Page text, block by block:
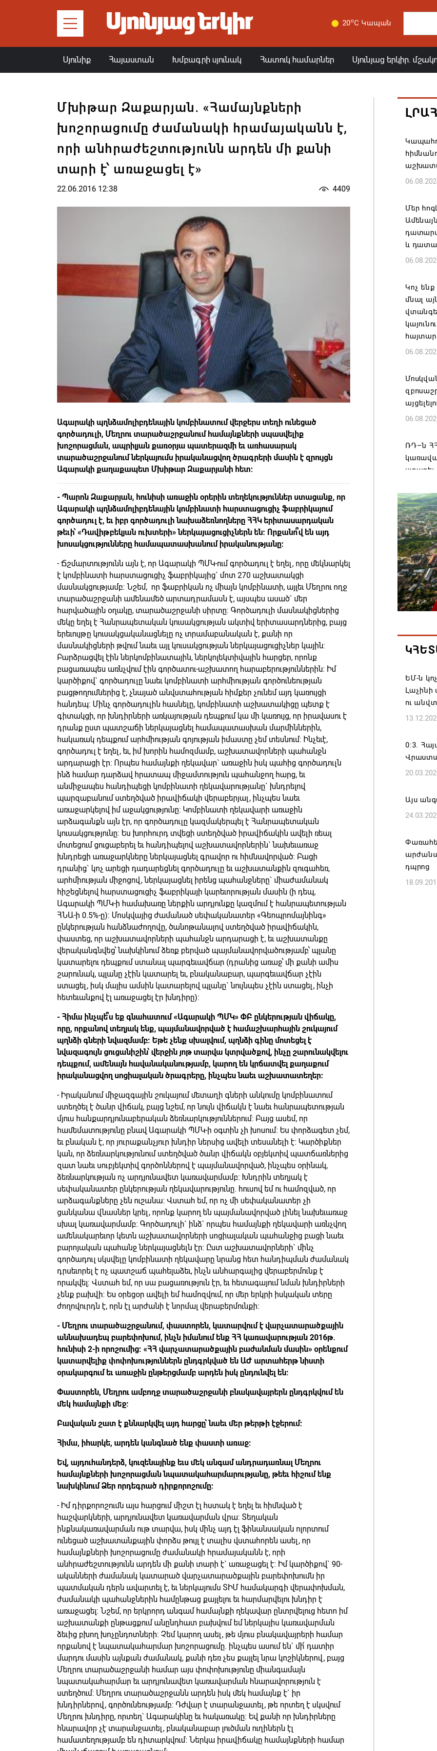
20oC Կապան
Սյունիք Հայաստան Խմբագրի սյունակ Հատուկ համարներ Սյունյաց երկիր.
Մխիթար Զաքարյան. «Համայնքների
խոշորացումը ժամանակի հրամայականն է,
որի անհրաժեշտությունն արդեն մի քանի
տարի է՝ առաջացել է»
22.06.2016 12:38 4409
Ագարակի պղնձամոլիբդենային կոմբինատում վերջերս տեղի ունեցած
գործադուլի, Մեղրու տարածաշրջանում համայնքների սպասվելիք
խոշորացման, ապրիլյան քառօրյա պատերազմի եւ առհասարակ
տարածաշրջանում ներկայումս իրականացվող ծրագրերի մասին է զրույցն
Ագարակի քաղաքապետ Մխիթար Զաքարյանի հետ:
- Պարոն Զաքարյան, հունիսի առաջին օրերին տեղեկություններ ստացանք, որ
Ագարակի պղնձամոլիբդենային կոմբինատի հարստացուցիչ ֆաբրիկայում
գործադուլ է, եւ իբր գործադուլի նախաձեռնողները ՀՀԿ երիտասարդական
թեւի՝ «Դավիթբեկյան ուխտերի» ներկայացուցիչներն են: Որքանո՞վ են այդ
խոսակցությունները համապատասխանում իրականությանը:
- Ճշմարտությունն այն է, որ Ագարակի ՊՄԿ-ում գործադուլ է եղել, որը մեկնարկել
է կոմբինատի հարստացուցիչ ֆաբրիկայից` մոտ 270 աշխատակցի
մասնակցությամբ: Նշեմ, որ ֆաբրիկան ոչ միայն կոմբինատի, այլեւ Մեղրու ողջ
տարածաշրջանի ամենամեծ արտադրամասն է, այսպես ասած` մեր
հարվածային օղակը, տարածաշրջանի սիրտը: Գործադուլի մասնակիցներից
մեկը եղել է Հանրապետական կուսակցության ակտիվ երիտասարդներից, բայց
երեւույթը կուսակցականացնելը ոչ տրամաբանական է, քանի որ
մասնակիցների թվում նաեւ այլ կուսակցության ներկայացուցիչներ կային:
Բարձրացվել էին ներկոմբինատային, ներկոլեկտիվային հարցեր, որոնք
բացառապես առնչվում էին գործատու-աշխատող հարաբերություններին: Իմ
կարծիքով` գործադուլը նաեւ կոմբինատի արհմիության գործունեության
բացթողումներից է, չնայած անվստահության հիմքեր չունեմ այդ կառույցի
հանդեպ: Մինչ գործադուլին հասնելը, կոմբինատի աշխատակիցը պետք է
գիտակցի, որ խնդիրների առկայության դեպքում կա մի կառույց, որ իրավասու է
դրանք ըստ պատշաճի ներկայացնել համապատասխան մարմիններին,
հակառակ դեպքում արհմիության գոյության իմաստը չեմ տեսնում: Ինչեւէ,
գործադուլ է եղել, եւ, իմ խորին համոզմամբ, աշխատավորների պահանջն
արդարացի էր: Որպես համայնքի ղեկավար` առաջին իսկ պահից գործադուլն
ինձ համար դարձավ հրատապ միջամտություն պահանջող հարց, եւ
անմիջապես հանդիպեցի կոմբինատի ղեկավարությանը` խնդրելով
պարզաբանում ստեղծված իրավիճակի վերաբերյալ, ինչպես նաեւ
առաջարկելով իմ աջակցությունը: Կոմբինատի ղեկավարի առաջին
արձագանքն այն էր, որ գործադուլը կազմակերպել է Հանրապետական
կուսակցությունը: Ես խորհուրդ տվեցի ստեղծված իրավիճակին ավելի ռեալ
մոտեցում ցուցաբերել եւ հանդիպելով աշխատավորներին` նախեւառաջ
խնդրեցի առաջարկները ներկայացնել գրավոր ու հիմնավորված: Բացի
դրանից` կոչ արեցի դադարեցնել գործադուլը եւ աշխատանքին զուգահեռ,
արհմիության միջոցով, ներկայացնել իրենց պահանջները` միաժամանակ
հիշեցնելով հարստացուցիչ ֆաբրիկայի կարեւորության մասին (ի դեպ,
Ագարակի ՊՄԿ-ի համախառը ներքին արդյունքը կազմում է հանրապետության
ՀՆԱ-ի 0.5%-ը): Մոսկվայից ժամանած սեփականատեր «Գեոպրոմայնինգ»
ընկերության հանձնաժողովը, ծանոթանալով ստեղծված իրավիճակին,
փաստեց, որ աշխատավորների պահանջն արդարացի է, եւ աշխատանքը
վերականգնվեց՝ նախկինում ձեռք բերված պայմանավորվածությամբ՝ պլանը
կատարելու դեպքում ստանալ պարգեւավճար (դրանից առաջ՝ մի քանի ամիս
շարունակ, պլանը չէին կատարել եւ, բնականաբար, պարգեւավճար չէին
ստացել, իսկ մայիս ամսին կատարելով պլանը` նույնպես չէին ստացել, ինչի
հետեւանքով էլ առաջացել էր խնդիրը):
- Հիմա ինչպե՞ս եք գնահատում «Ագարակի ՊՄԿ» ՓԲ ընկերության վիճակը,
որը, որքանով տեղյակ ենք, պայմանավորված է համաշխարհային շուկայում
պղնձի գների նվազմամբ: Եթե չենք սխալվում, պղնձի գինը մոտեցել է
նվազագույն ցուցանիշին՝ վերջին յոթ տարվա կտրվածքով, ինչը շարունակվելու
դեպքում, ամենայն հավանականությամբ, կարող են կրճատվել քաղաքում
իրականացվող սոցիալական ծրագրերը, ինչպես նաեւ աշխատատեղեր:
- Իրականում միջազգային շուկայում մետաղի գների անկումը կոմբինատում
ստեղծել է ծանր վիճակ, բայց նշեմ, որ նույն վիճակն է նաեւ հանրապետության
մյուս հանքարդյունաբերական ձեռնարկություններում: Բայց ասեմ, որ
համեմատությունը բնավ Ագարակի ՊՄԿ-ի օգտին չի խոսում: Ես փորձագետ չեմ,
եւ բնական է, որ յուրաքանչյուր խնդիր ներսից ավելի տեսանելի է: Կարծիքներ
կան, որ ձեռնարկությունում ստեղծված ծանր վիճակն օբյեկտիվ պատճառներից
զատ նաեւ սուբյեկտիվ գործոններով է պայմանավորված, ինչպես օրինակ,
ձեռնարկության ոչ արդյունավետ կառավարմամբ: Խնդրին տեղյակ է
սեփականատեր ընկերության ղեկավարությունը. հուսով եմ ու համոզված, որ
արձագանքները չեն ուշանա: Վստահ եմ, որ ոչ մի սեփականատեր չի
ցանկանա վնասներ կրել, որոնք կարող են պայմանավորված լինել նախեւառաջ
սխալ կառավարմամբ: Գործադուլի` ինձ` որպես համայնքի ղեկավարի առնչվող
ամենակարեւոր կետն աշխատավորների սոցիալական պահանջից բացի նաեւ
բարոյական պահանջ ներկայացնելն էր: Ըստ աշխատավորների` մինչ
գործադուլ սկսվելը կոմբինատի ղեկավարը նրանց հետ հանդիպման ժամանակ
դրսեւորել է ոչ պատշաճ պահելաձեւ, ինչն անհարգալից վերաբերմունք է
որակվել: Վստահ եմ, որ սա բացառություն էր, եւ հետագայում նման խնդիրների
չենք բախվի: Ես օրեցօր ավելի եմ համոզվում, որ մեր երկրի իսկական տերը
ժողովուրդն է, որն էլ արժանի է նորմալ վերաբերմունքի:
- Մեղրու տարածաշրջանում, փաստորեն, կատարվում է վարչատարածքային
աննախադեպ բարեփոխում, ինչն իմանում ենք ՀՀ կառավարության 2016թ.
հունիսի 2-ի որոշումից: «ՀՀ վարչատարածքային բաժանման մասին» օրենքում
կատարվելիք փոփոխություններն ընդգրկված են ԱԺ արտահերթ նիստի
օրակարգում եւ առաջին ընթերցմամբ արդեն իսկ ընդունվել են:
Փաստորեն, Մեղրու ամբողջ տարածաշրջանի բնակավայրերն ընդգրկվում են
մեկ համայնքի մեջ:
Բավական շատ է քննարկվել այդ հարցը՝ նաեւ մեր թերթի էջերում:
Հիմա, իհարկե, արդեն կանգնած ենք փաստի առաջ:
Եվ, այդուհանդերձ, կուզենայինք եւս մեկ անգամ անդրադառնալ Մեղրու
համայնքների խոշորացման նպատակահարմարությանը, թեեւ հիշում ենք
նախկինում Ձեր որդեգրած դիրքորոշումը:
- Իմ դիրքորոշումն այս հարցում միշտ էլ հստակ է եղել եւ հիմնված է
հաշվարկների, արդյունավետ կառավարման վրա: Տեղական
ինքնակառավարման ութ տարվա, իսկ մինչ այդ էլ ֆինանսական ոլորտում
ունեցած աշխատանքային փորձս թույլ է տալիս վստահորեն ասել, որ
համայնքների խոշորացումը ժամանակի հրամայականն է, որի
անհրաժեշտությունն արդեն մի քանի տարի է` առաջացել է: Իմ կարծիքով` 90-
ականների ժամանակ կատարած վարչատարածքային բարեփոխումն իր
պատմական դերն ավարտել է, եւ ներկայումս ՏԻՄ համակարգի վերափոխման,
ժամանակի պահանջներին համընթաց քայլելու եւ հարմարվելու խնդիր է
առաջացել: Նշեմ, որ երկրորդ անգամ համայնքի ղեկավար ընտրվելուց հետո իմ
աշխատանքի ընթացքում անընդհատ բախվում եմ ներկայիս կառավարման
ձեւից բխող խոչընդոտների: Չեմ կարող ասել, թե մյուս բնակավայրերի համար
որքանով է նպատակահարմար խոշորացումը. ինչպես ասում են` մի՛ դատիր
մարդու մասին այնքան ժամանակ, քանի դեռ չես քայլել նրա կոշիկներով, բայց
Մեղրու տարածաշրջանի համար այս փոփոխությունը միանգամայն
նպատակահարմար եւ արդյունավետ կառավարման հնարավորություն է
ստեղծում: Մեղրու տարածաշրջանն արդեն իսկ մեկ համայնք է` իր
խնդիրներով, գործունեությամբ: Դժվար է տարանջատել, թե որտեղ է սկսվում
Մեղրու խնդիրը, որտեղ` Ագարակինը եւ հակառակը: Եվ քանի որ խնդիրները
հնարավոր չէ տարանջատել, բնականաբար լուծման ուղիներն էլ
համատեղությամբ են դիտարկվում: Ներկա իրավիճակը համայնքների համար
Մեր
և
Կոչ
մնալ
ՌԴ–ն
ստացել.
Հայոց
ԵՄ-ն
Լաչինի
ու
0։3.
Այս
դպրոց